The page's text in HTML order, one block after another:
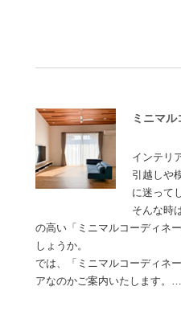
ミニマ
インテリ
引越しや
に迷って
そんな時
の高い「ミニマルコーディネ
しょうか。
では、「ミニマルコーディネ
アなのかご案内いたします。